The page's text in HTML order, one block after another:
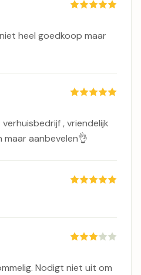
heel goedkoop maar
, vriendelijk
maar aanbevelen👌
Nodigt niet uit om